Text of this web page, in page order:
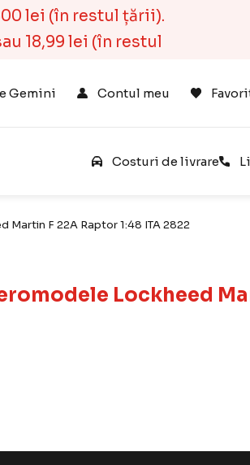
lei (în restul țării).
18,99 lei (în restul
Gemini Contul meu
Costuri de livrare
Martin F 22A Raptor 1:48 ITA 2822
Lockheed